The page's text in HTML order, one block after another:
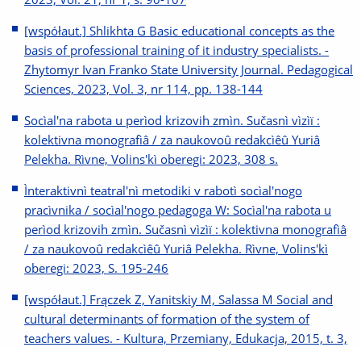
[współaut.] Shlikhta G Basic educational concepts as the
basis of professional training of it industry specialists. -
Zhytomyr Ivan Franko State University Journal. Pedagogical
Sciences, 2023, Vol. 3, nr 114, pp. 138-144
Socìal'na rabota u perìod krizovih zmìn. Sučasnì vìzìï :
kolektivna monografìâ / za naukovoû redakcìêû Yuriâ
Pelekha. Rìvne, Volins'kì oberegi: 2023, 308 s.
Ìnteraktivnì teatral'nì metodiki v rabotì socìal'nogo
pracìvnika / socìal'nogo pedagoga W: Socìal'na rabota u
perìod krizovih zmìn. Sučasnì vìzìï : kolektivna monografìâ
/ za naukovoû redakcìêû Yuriâ Pelekha. Rìvne, Volins'kì
oberegi: 2023, S. 195-246
[współaut.] Frączek Z, Yanitskiy M, Salassa M Social and
cultural determinants of formation of the system of
teachers values. - Kultura, Przemiany, Edukacja, 2015, t. 3,